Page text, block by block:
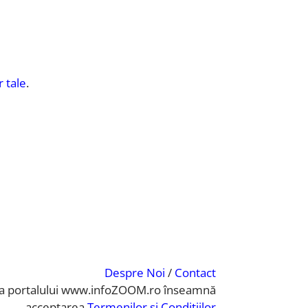
tale.
Despre Noi / Contact
portalului www.infoZOOM.ro înseamnă